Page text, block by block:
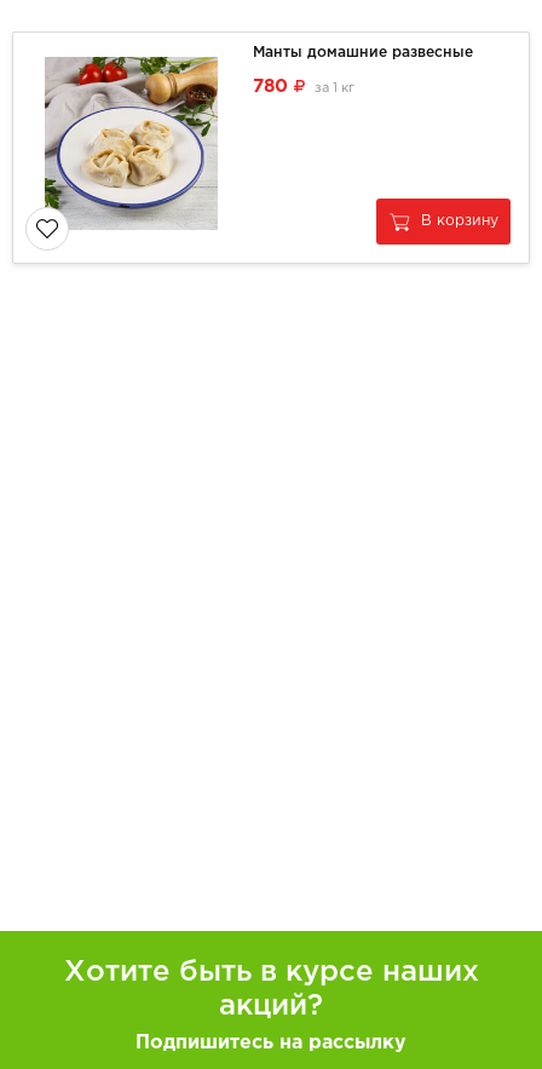
Манты домашние развесные
780 за 1 кг
В корзину
Хотите быть в курсе наших
акций?
Подпишитесь на рассылку